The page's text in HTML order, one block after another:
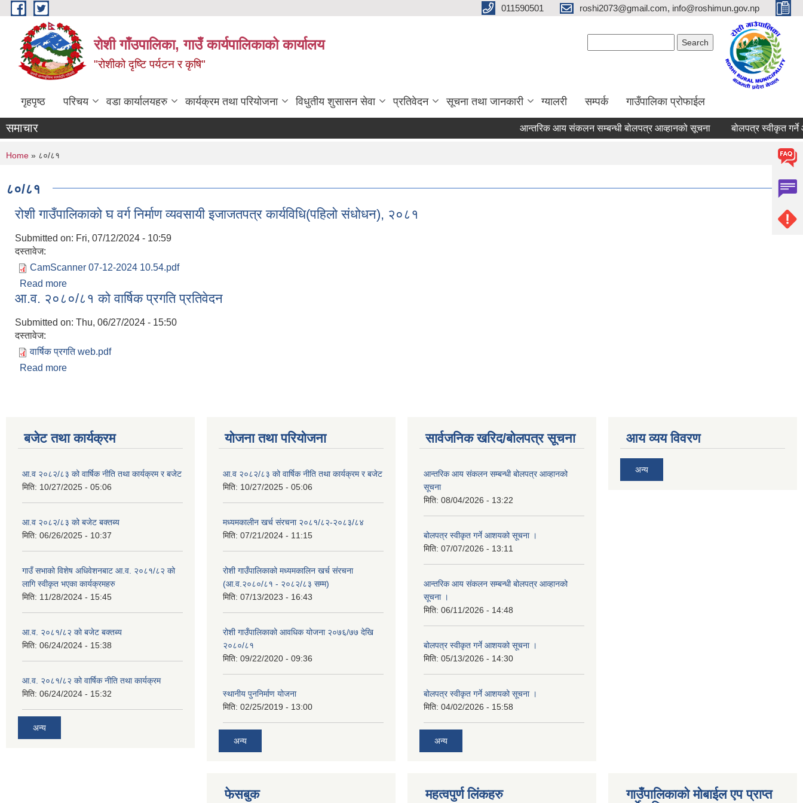
Skip to main content 011590501 roshi2073@gmail.com, info@roshimun.gov.np
रोशी गाँउपालिका, गाउँ कार्यपालिकाको कार्यालय
"रोशीको दृष्टि पर्यटन र कृषि"
गृहपृष्ठ परिचय वडा कार्यालयहरु कार्यक्रम तथा परियोजना विधुतीय शुसासन सेवा प्रतिवेदन सूचना तथा जानकारी ग्यालरी सम्पर्क गाउँपालिका प्रोफाईल
समाचार आन्तरिक आय संकलन सम्बन्धी बोलपत्र आव्हानको सूचना बोलपत्र स्वीकृत गर्ने
You are here
Home » ८०/८१
८०/८१
रोशी गाउँपालिकाको घ वर्ग निर्माण व्यवसायी इजाजतपत्र कार्यविधि(पहिलो संधोधन), २०८१
Submitted on: Fri, 07/12/2024 - 10:59
दस्तावेज:
CamScanner 07-12-2024 10.54.pdf
Read more
आ.व. २०८०/८१ को वार्षिक प्रगति प्रतिवेदन
Submitted on: Thu, 06/27/2024 - 15:50
दस्तावेज:
वार्षिक प्रगति web.pdf
Read more
बजेट तथा कार्यक्रम
आ.व २०८२/८३ को वार्षिक नीति तथा कार्यक्रम र बजेट
मिति: 10/27/2025 - 05:06
आ.व २०८२/८३ को बजेट बक्तब्य
मिति: 06/26/2025 - 10:37
गाउँ सभाको विशेष अधिवेशनबाट आ.व. २०८१/८२ को
लागि स्वीकृत भएका कार्यक्रमहरु
मिति: 11/28/2024 - 15:45
आ.व. २०८१/८२ को बजेट बक्तब्य
मिति: 06/24/2024 - 15:38
आ.व. २०८१/८२ को वार्षिक नीति तथा कार्यक्रम
मिति: 06/24/2024 - 15:32
अन्य
योजना तथा परियोजना
आ.व २०८२/८३ को वार्षिक नीति तथा कार्यक्रम र बजेट
मिति: 10/27/2025 - 05:06
मध्यमकालीन खर्च संरचना २०८१/८२-२०८३/८४
मिति: 07/21/2024 - 11:15
रोशी गाउँपालिकाको मध्यमकालिन खर्च संरचना
(आ.व.२०८०/८१ - २०८२/८३ सम्म)
मिति: 07/13/2023 - 16:43
रोशी गाउँपालिकाको आवधिक योजना २०७६/७७ देखि
२०८०/८१
मिति: 09/22/2020 - 09:36
स्थानीय पुननिर्माण योजना
मिति: 02/25/2019 - 13:00
अन्य
सार्वजनिक खरिद/बोलपत्र सूचना
आन्तरिक आय संकलन सम्बन्धी बोलपत्र आव्हानको
सूचना
मिति: 08/04/2026 - 13:22
बोलपत्र स्वीकृत गर्ने आशयको सूचना ।
मिति: 07/07/2026 - 13:11
आन्तरिक आय संकलन सम्बन्धी बोलपत्र आव्हानको
सूचना ।
मिति: 06/11/2026 - 14:48
बोलपत्र स्वीकृत गर्ने आशयको सूचना ।
मिति: 05/13/2026 - 14:30
बोलपत्र स्वीकृत गर्ने आशयको सूचना ।
मिति: 04/02/2026 - 15:58
अन्य
आय व्यय विवरण
अन्य
फेसबुक महत्वपुर्ण लिंकहरु
गाउँपालिकाको मोबाईल एप प्राप्त